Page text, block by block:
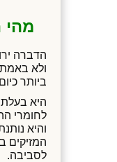
מהי
הדברה
ולא
ביותר
היא בעלת
לחומרי
והיא
המזיקים
לסביבה.